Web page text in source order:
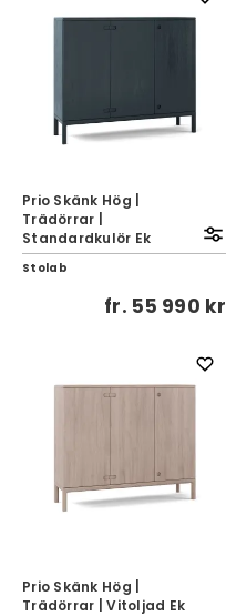
Prio Skänk Hög |
Trädörrar |
Standardkulör Ek
Stolab
fr. 55 990 kr
Prio Skänk Hög |
Trädörrar | Vitoljad Ek